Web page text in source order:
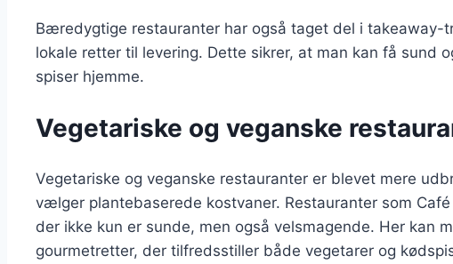
Bæredygtige restauranter har også taget del i takeaway-
lokale retter til levering. Dette sikrer, at man kan få sund
spiser hjemme.
Vegetariske og veganske
Vegetariske og veganske restauranter er blevet mere
vælger plantebaserede kostvaner. Restauranter som
der ikke kun er sunde, men også velsmagende. Her kan
gourmetretter, der tilfredsstiller både vegetarer og